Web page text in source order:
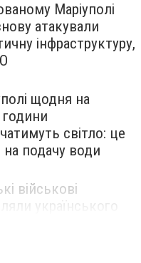
Маріуполі
атакували
інфраструктуру,
щодня на
світло: це
подачу води
військові
районі, —